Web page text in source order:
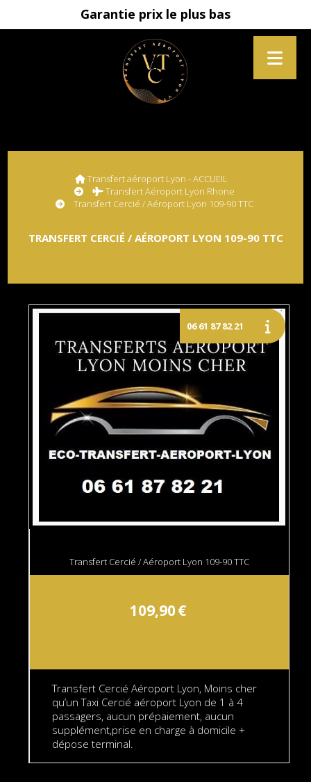
Garantie prix le plus bas
Transfert aéroport Lyon - ACCUEIL
Transfert Aéroport Lyon Rhone
Transfert Cercié / Aéroport Lyon 109-90 TTC
TRANSFERT CERCIÉ / AÉROPORT LYON 109-90 TTC
Transfert Cercié / Aéroport Lyon 109-90 TTC
109,90€
Transfert Cercié Aéroport Lyon, Moins cher
qu’un Taxi Cercié aéroport Lyon de 1 à 4
passagers, aucun prépaiement, aucun
supplément,prise en charge à domicile +
dépose terminal.